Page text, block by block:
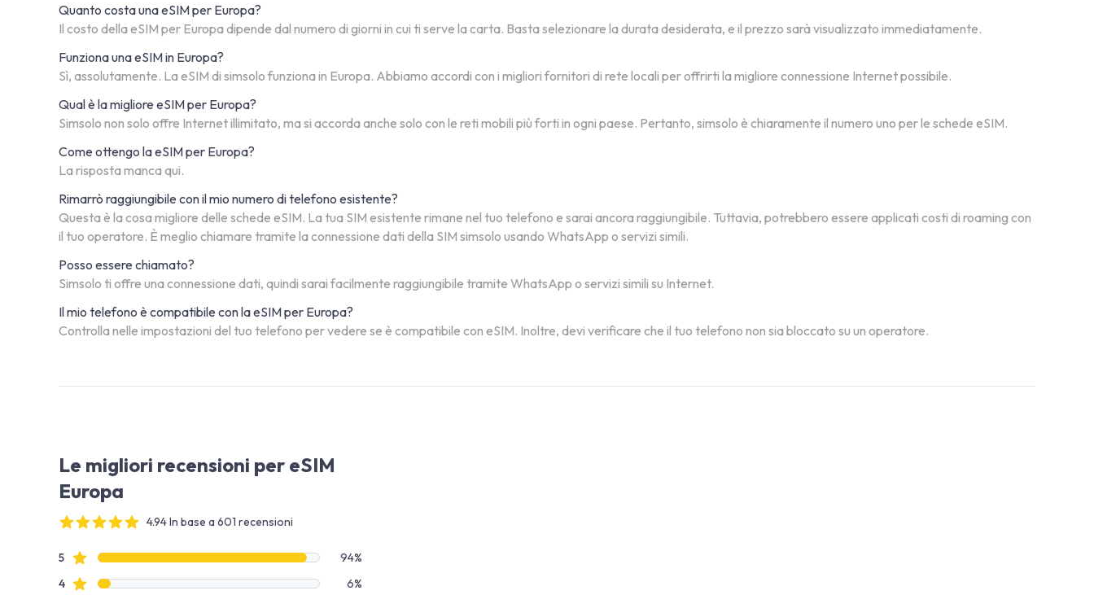
Quanto costa una eSIM per Europa?
Il costo della eSIM per Europa dipende dal numero di giorni in cui ti serve la carta. Basta selezionare la durata desiderata, e il prezzo sarà visualizzato immediatamente.
Funziona una eSIM in Europa?
Sì, assolutamente. La eSIM di simsolo funziona in Europa. Abbiamo accordi con i migliori fornitori di rete locali per offrirti la migliore connessione Internet possibile.
Qual è la migliore eSIM per Europa?
Simsolo non solo offre Internet illimitato, ma si accorda anche solo con le reti mobili più forti in ogni paese. Pertanto, simsolo è chiaramente il numero uno per le schede eSIM.
Come ottengo la eSIM per Europa?
La risposta manca qui.
Rimarrò raggiungibile con il mio numero di telefono esistente?
Questa è la cosa migliore delle schede eSIM. La tua SIM esistente rimane nel tuo telefono e sarai ancora raggiungibile. Tuttavia, potrebbero essere applicati costi di roaming con
il tuo operatore. È meglio chiamare tramite la connessione dati della SIM simsolo usando WhatsApp o servizi simili.
Posso essere chiamato?
Simsolo ti offre una connessione dati, quindi sarai facilmente raggiungibile tramite WhatsApp o servizi simili su Internet.
Il mio telefono è compatibile con la eSIM per Europa?
Controlla nelle impostazioni del tuo telefono per vedere se è compatibile con eSIM. Inoltre, devi verificare che il tuo telefono non sia bloccato su un operatore.
Le migliori recensioni per eSIM
Europa
4.94 In base a 601 recensioni
Dati recensione
5recensioni con stelle
94%
4recensioni con stelle 6%